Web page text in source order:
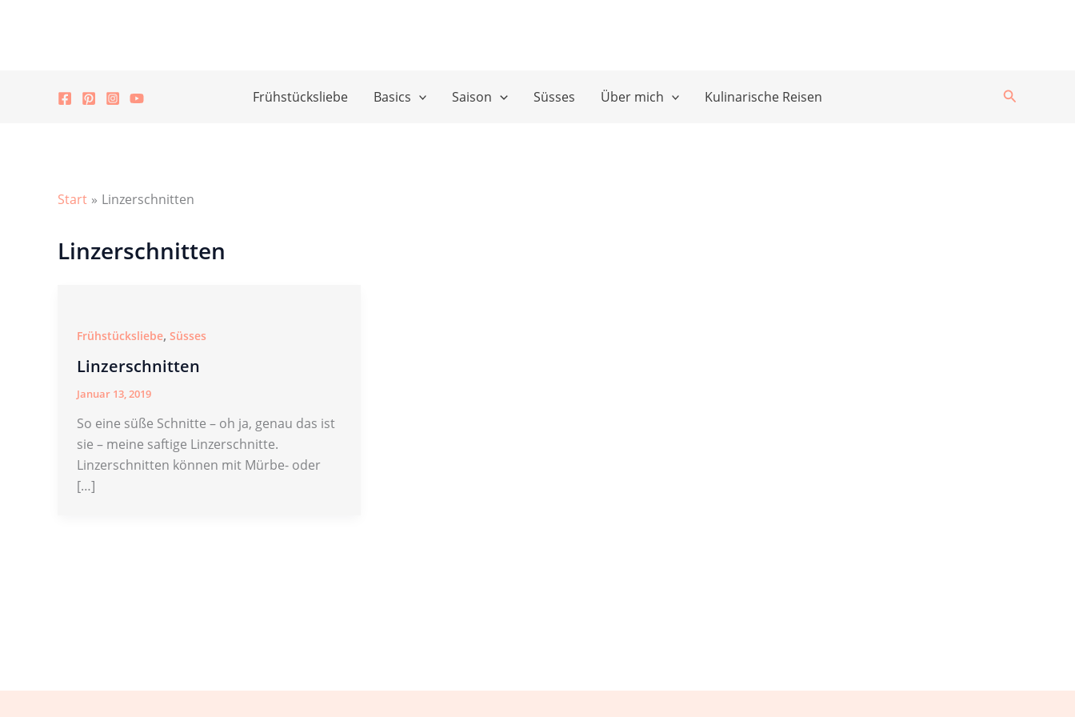
Frühstücksliebe Basics Saison Süsses Über mich Kulinarische Reisen Suchen
Start Linzerschnitten
Linzerschnitten
Frühstücksliebe, Süsses
Linzerschnitten
Januar 13, 2019
So eine süße Schnitte – oh ja, genau das ist
sie – meine saftige Linzerschnitte.
Linzerschnitten können mit Mürbe- oder
[…]